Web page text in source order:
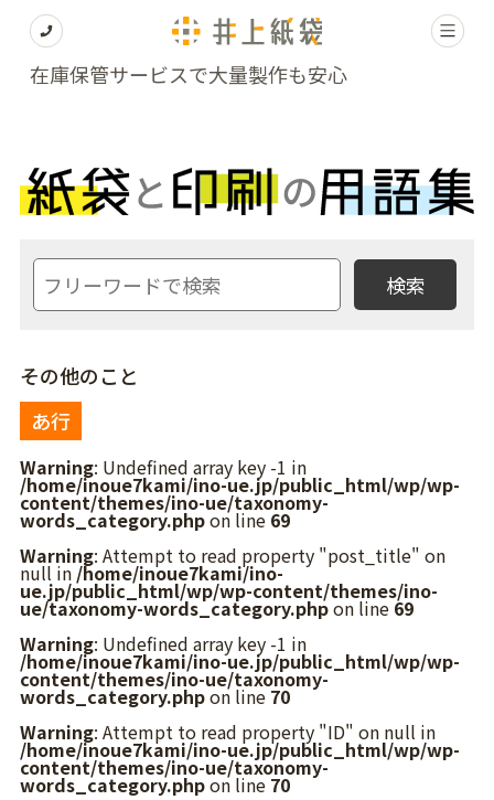
在庫保管サービスで大量製作も安心
その他のこと
あ行
Warning: Undefined array key -1 in
/home/inoue7kami/ino-ue.jp/public_html/wp/wp-
content/themes/ino-ue/taxonomy-
words_category.phpon line 69
Warning: Attempt to read property "post_title" on
null in /home/inoue7kami/ino-
ue.jp/public_html/wp/wp-content/themes/ino-
ue/taxonomy-words_category.phpon line 69
Warning: Undefined array key -1 in
/home/inoue7kami/ino-ue.jp/public_html/wp/wp-
content/themes/ino-ue/taxonomy-
words_category.phpon line 70
Warning: Attempt to read property "ID" on null in
/home/inoue7kami/ino-ue.jp/public_html/wp/wp-
content/themes/ino-ue/taxonomy-
words_category.phpon line 70